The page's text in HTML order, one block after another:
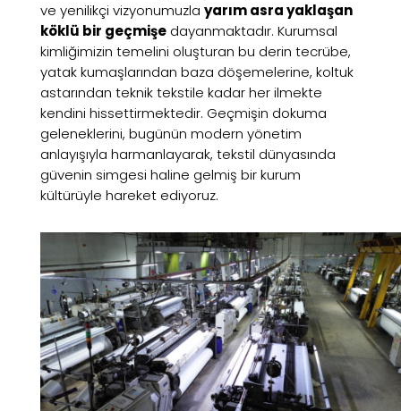
ve yenilikçi vizyonumuzla yarım asra yaklaşan
köklü bir geçmişedayanmaktadır. Kurumsal
kimliğimizin temelini oluşturan bu derin tecrübe,
yatak kumaşlarından baza döşemelerine, koltuk
astarından teknik tekstile kadar her ilmekte
kendini hissettirmektedir. Geçmişin dokuma
geleneklerini, bugünün modern yönetim
anlayışıyla harmanlayarak, tekstil dünyasında
güvenin simgesi haline gelmiş bir kurum
kültürüyle hareket ediyoruz.